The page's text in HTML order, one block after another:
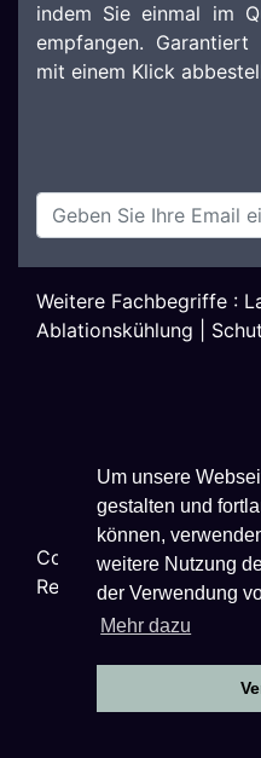
Um unsere
gestalten und
können,
weitere Nutzung
der Verwendung
Mehr dazu
indem Sie einmal im
empfangen.
mit einem Klick
Weitere Fachbegriffe :
Ablationskühlung
Copyright © 2026
Reserved.